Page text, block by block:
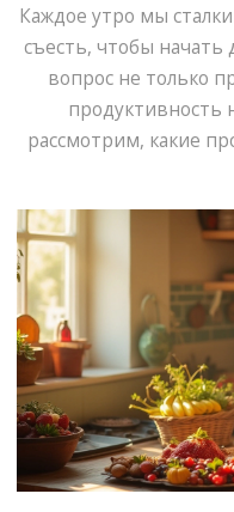
Каждое утро мы
съесть, чтобы начать
вопрос не только
продуктивность
рассмотрим, какие
избежать.
интересных фактах